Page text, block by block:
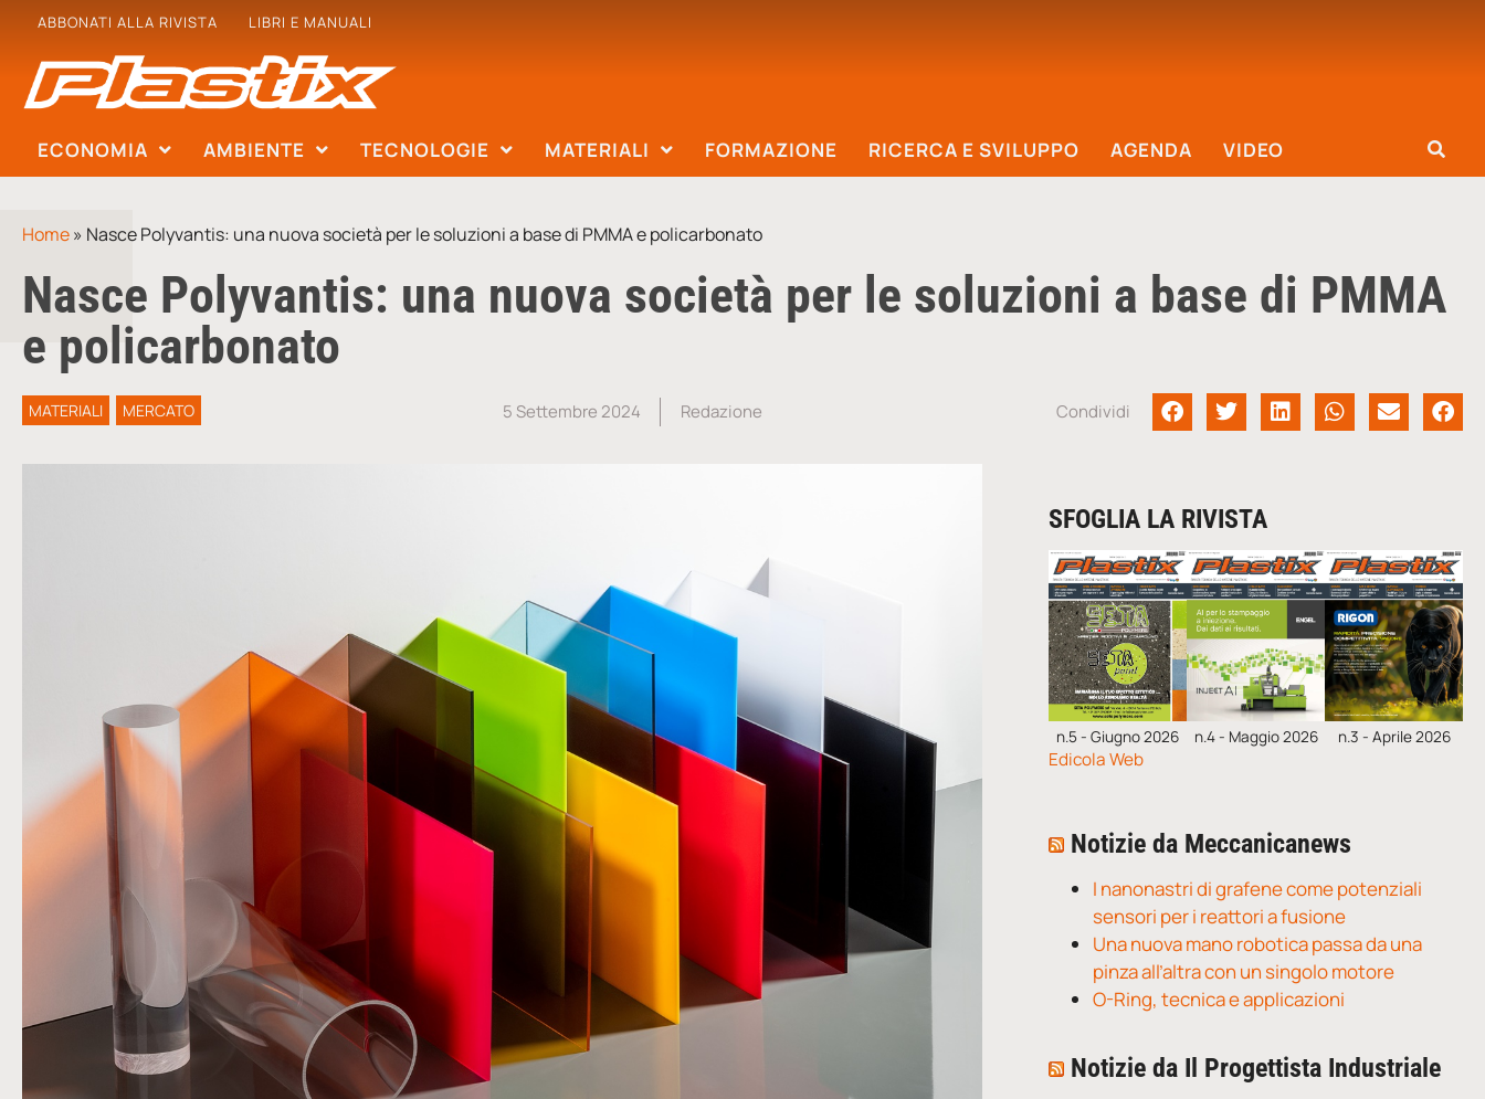
ABBONATI ALLA RIVISTA LIBRI E MANUALI
ECONOMIA AMBIENTE TECNOLOGIE MATERIALI FORMAZIONE RICERCA E SVILUPPO AGENDA VIDEO
Home» Nasce Polyvantis: una nuova società per le soluzioni a base di PMMA e policarbonato
Nasce Polyvantis: una nuova società per le soluzioni a base di PMMA
e policarbonato
MATERIALI MERCATO 5 Settembre 2024 Redazione Condividi
SFOGLIA LA RIVISTA
n.5 - Giugno 2026 n.4 - Maggio 2026 n.3 - Aprile 2026
Edicola Web
Notizie da Meccanicanews
I nanonastri di grafene come potenziali
sensori per i reattori a fusione
Una nuova mano robotica passa da una
pinza all’altra con un singolo motore
O-Ring, tecnica e applicazioni
Notizie da Il Progettista Industriale